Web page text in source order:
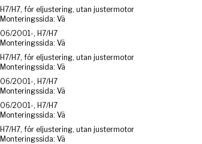
H7/H7, för eljustering, utan justermotor
Monteringssida: Vä
06/2001-, H7/H7
Monteringssida: Vä
H7/H7, för eljustering, utan justermotor
Monteringssida: Vä
06/2001-, H7/H7
Monteringssida: Vä
06/2001-, H7/H7
Monteringssida: Vä
H7/H7, för eljustering, utan justermotor
Monteringssida: Vä